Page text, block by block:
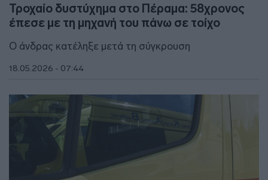
Τροχαίο δυστύχημα στο Πέραμα: 58χρονος
έπεσε με τη μηχανή του πάνω σε τοίχο
Ο άνδρας κατέληξε μετά τη σύγκρουση
18.05.2026 - 07:44